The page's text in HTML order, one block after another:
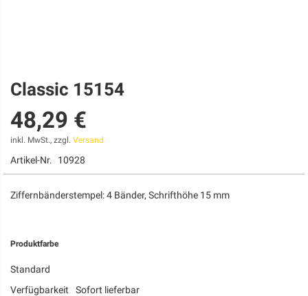
Zum
Anfang
der
Bildgalerie
springen
Classic 15154
48,29 €
inkl. MwSt., zzgl. Versand
Artikel-Nr. 10928
Ziffernbänderstempel: 4 Bänder, Schrifthöhe 15 mm
Produktfarbe
Standard
Verfügbarkeit
Sofort lieferbar